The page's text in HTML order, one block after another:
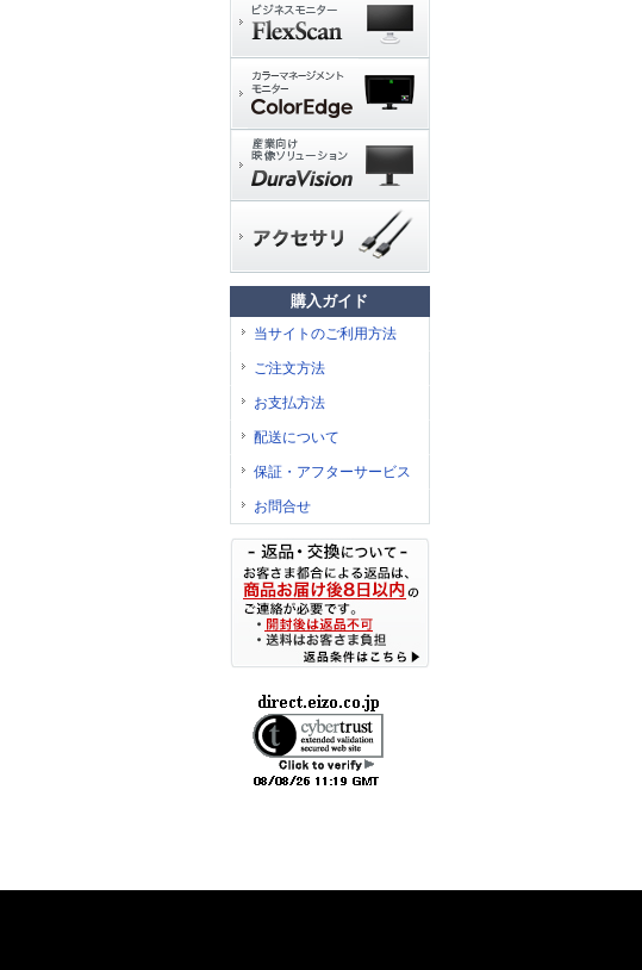
購入ガイド
当サイトのご利用方法
ご注文方法
お支払方法
配送について
保証・アフターサービス
お問合せ